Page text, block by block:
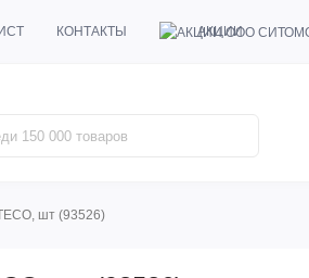
КОНТАКТЫ АКЦИИ
шт (93526)